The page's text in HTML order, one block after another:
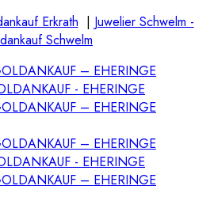
Erkrath | Juwelier Schwelm -
Schwelm